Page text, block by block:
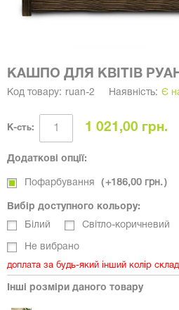
КАШПО ДЛЯ КВІТІВ
Код товару: ruan-2 Наявність: Є
К-сть: 1 021,00 грн.
Додаткові опції:
Пофарбування +186,00 грн.
Вибір доступного кольору:
Білий
Світло-коричневий
Не вибрано
доплата за будь-який інший колір
Інші розміри даного товару